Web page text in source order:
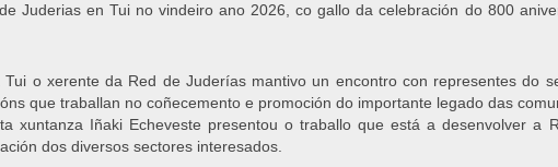
Juderias en Tui no vindeiro ano 2026, co gallo da celebración do 800
Tui o xerente da Red de Juderías mantivo un encontro con representes do
que traballan no coñecemento e promoción do importante legado das
xuntanza Iñaki Echeveste presentou o traballo que está a desenvolver a
dos diversos sectores interesados.